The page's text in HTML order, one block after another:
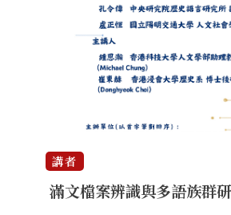
講者
滿文檔案辨識與多語族群